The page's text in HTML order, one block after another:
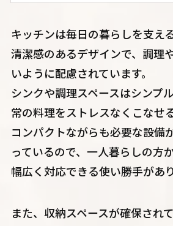
キッチンは毎日の暮らしを支え
清潔感のあるデザインで、調理
いように配慮されています。
シンクや調理スペースはシンプ
常の料理をストレスなくこなせ
コンパクトながらも必要な設備
っているので、一人暮らしの方
幅広く対応できる使い勝手があり
また、収納スペースが確保され